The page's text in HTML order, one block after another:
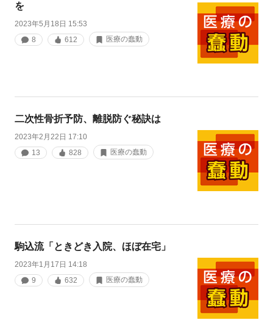
を
2023年5月18日 15:53
8
612 医療の蠢動
二次性骨折予防、離脱防ぐ秘訣は
2023年2月22日 17:10
13
828 医療の蠢動
駒込流「ときどき入院、ほぼ在宅」
2023年1月17日 14:18
9
632 医療の蠢動